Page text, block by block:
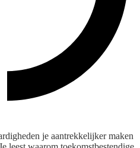
je aantrekkelijker maken